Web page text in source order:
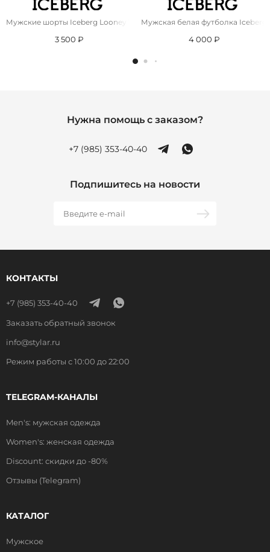
Мужские шорты Iceberg Looney Tunes
3 500 ₽
Мужская белая футболка Iceberg
4 000 ₽
Нужна помощь с заказом?
+7 (985) 353-40-40
Подпишитесь на новости
КОНТАКТЫ
+7 (985) 353-40-40
Заказать обратный звонок
info@stylar.ru
Режим работы с 10:00 до 22:00
TELEGRAM-КАНАЛЫ
Men's: мужская одежда
Women's: женская одежда
Discount: скидки до -80%
Отзывы (Telegram)
КАТАЛОГ
Мужское